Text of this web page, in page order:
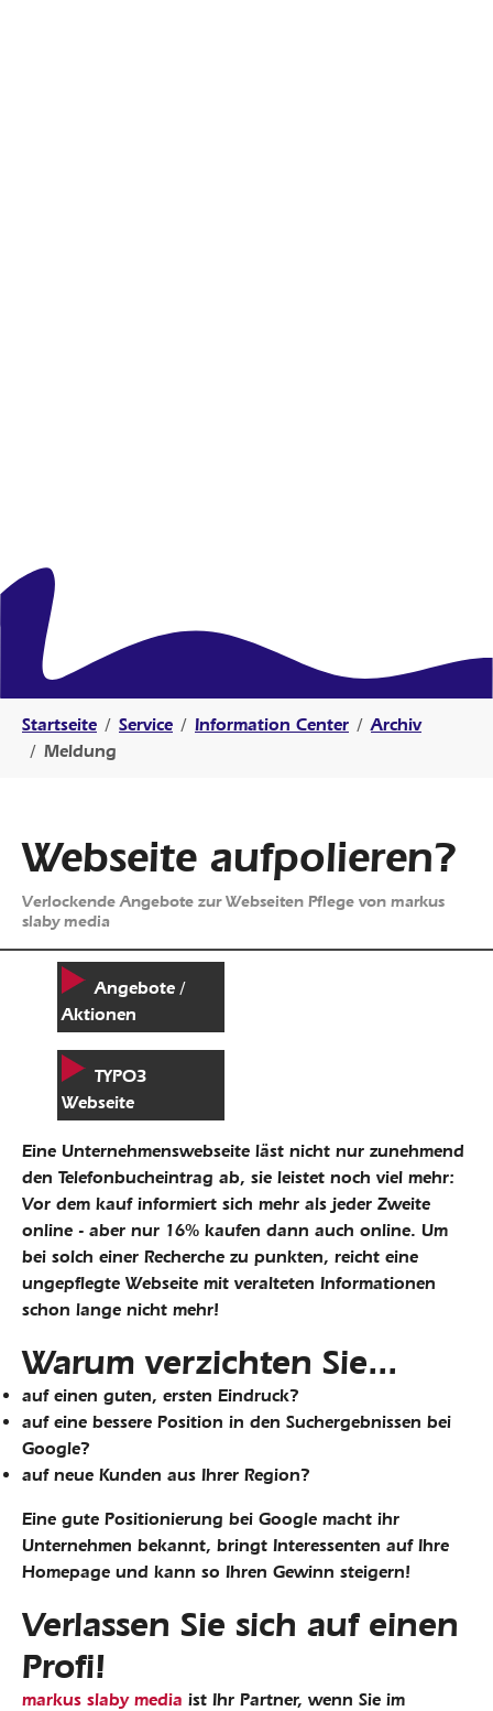
Startseite Service Information Center
Archiv
Meldung
Webseite aufpolieren?
Verlockende Angebote zur Webseiten Pflege von markus
slaby media
Angebote /
Aktionen
TYPO3
Webseite
Eine Unternehmenswebseite läst nicht nur zunehmend
den Telefonbucheintrag ab, sie leistet noch viel mehr:
Vor dem kauf informiert sich mehr als jeder Zweite
online - aber nur 16% kaufen dann auch online. Um
bei solch einer Recherche zu punkten, reicht eine
ungepflegte Webseite mit veralteten Informationen
schon lange nicht mehr!
Warum verzichten Sie...
auf einen guten, ersten Eindruck?
auf eine bessere Position in den Suchergebnissen bei
Google?
auf neue Kunden aus Ihrer Region?
Eine gute Positionierung bei Google macht ihr
Unternehmen bekannt, bringt Interessenten auf Ihre
Homepage und kann so Ihren Gewinn steigern!
Verlassen Sie sich auf einen
Profi!
markus slaby media ist Ihr Partner, wenn Sie im